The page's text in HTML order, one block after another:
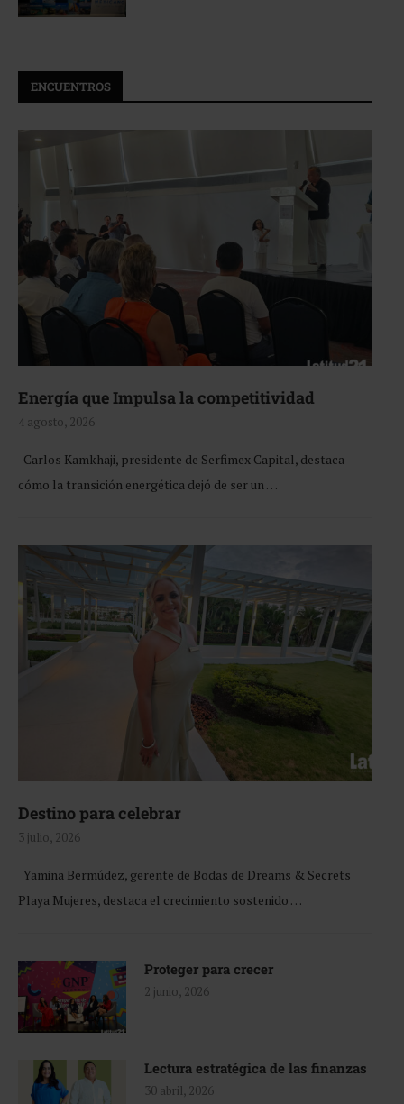
ENCUENTROS
Energía que Impulsa la competitividad
4 agosto, 2026
Carlos Kamkhaji, presidente de Serfimex Capital, destaca
cómo la transición energética dejó de ser un …
Destino para celebrar
3 julio, 2026
Yamina Bermúdez, gerente de Bodas de Dreams & Secrets
Playa Mujeres, destaca el crecimiento sostenido …
Proteger para crecer
2 junio, 2026
Lectura estratégica de las finanzas
30 abril, 2026